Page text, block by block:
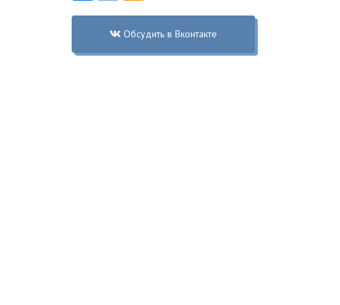
Обсудить в Вконтакте